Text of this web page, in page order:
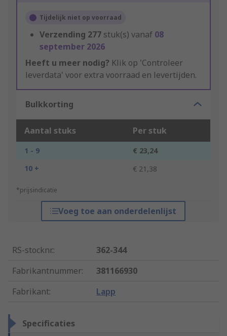
Tijdelijk niet op voorraad
Verzending 277 stuk(s) vanaf 08
september 2026
Heeft u meer nodig? Klik op 'Controleer
leverdata' voor extra voorraad en levertijden.
Bulkkorting
Aantal stuks Per stuk
1 - 9
€ 23,24
10 +
€ 21,38
*prijsindicatie
Voeg toe aan onderdelenlijst
RS-stocknr.:
362-344
Fabrikantnummer:
381166930
Fabrikant: Lapp
Specificaties